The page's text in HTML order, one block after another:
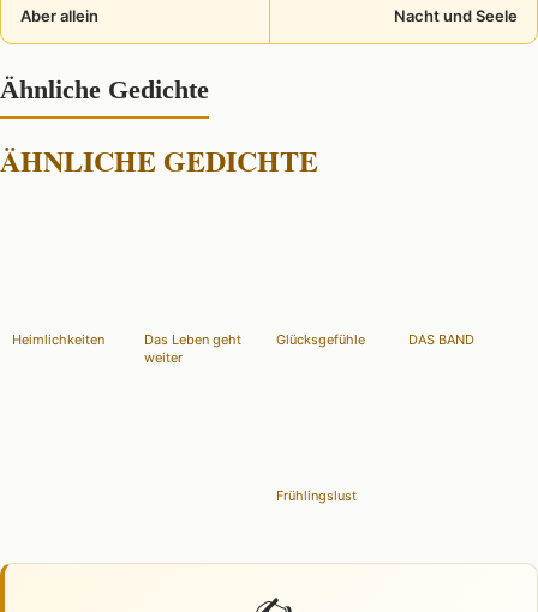
Aber allein Nacht und Seele
Ähnliche Gedichte
ÄHNLICHE GEDICHTE
Heimlichkeiten
Das Leben geht
weiter
Glücksgefühle DAS BAND
Frühlingslust